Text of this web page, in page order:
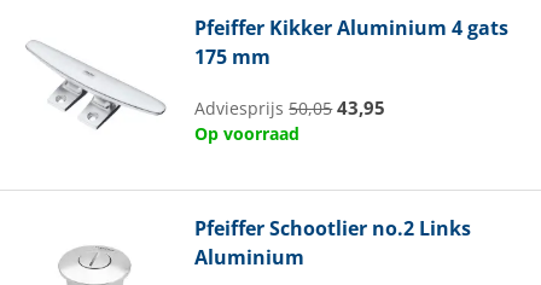
Pfeiffer Kikker Aluminium 4 gats
175 mm
Adviesprijs50,05 43,95
Op voorraad
PfeifferSchootlier no.2 Links
Aluminium